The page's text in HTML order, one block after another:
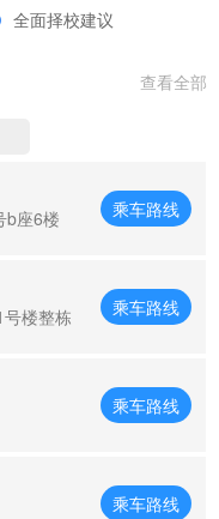
全面择校建议
查看全部
b座6楼 乘车路线
楼整栋 乘车路线
乘车路线
乘车路线